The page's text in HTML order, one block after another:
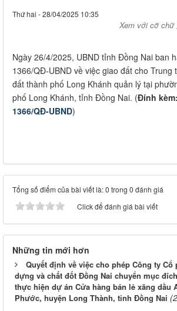
Thứ hai - 28/04/2025 10:35
Xem với cỡ chữ
​Ngày 26/4/2025, UBND tỉnh Đồng Nai ban
1366/QĐ-UBND về việc giao đất cho Trung
đất thành phố Long Khánh quản lý tại
phố Long Khánh, tỉnh Đồng Nai. (Đính kèm:
1366/QĐ-UBND)
Tổng số điểm của bài viết là: 0 trong 0 đánh giá
Click để đánh giá bài viết
Những tin mới hơn
Quyết định về việc cho phép Công ty Cổ
dựng và chất đốt Đồng Nai chuyển mục
thực hiện dự án Cửa hàng bán lẻ xăng dầu
Phước, huyện Long Thành, tỉnh Đồng Nai